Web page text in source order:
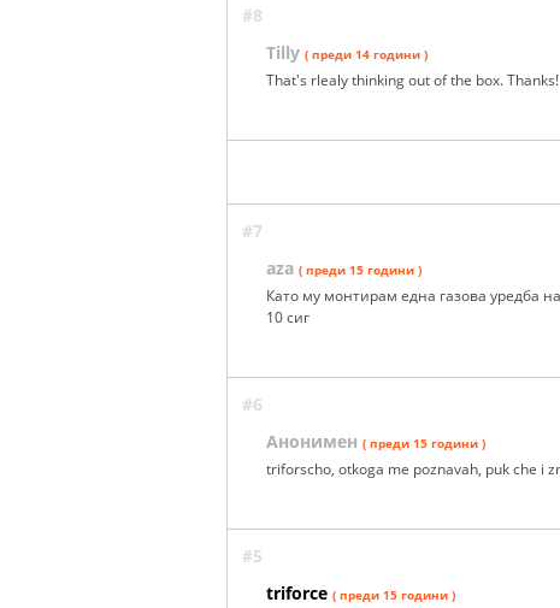
#8
Tilly ( преди 14 години )
That's rlealy thinking out of the box. Thanks!
#7
aza ( преди 15 години )
Като му монтирам една газова уредба
10 сиг
#6
Анонимен ( преди 15 години )
triforscho, otkoga me poznavah, puk che i
#5
triforce ( преди 15 години )